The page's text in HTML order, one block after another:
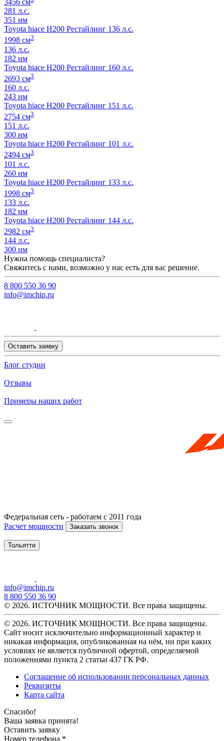
3456 см
281 л.с.
351 нм
Toyota hiace H200 Рестайлинг 136 л.с.
1998 см3
136 л.с.
182 нм
Toyota hiace H200 Рестайлинг 160 л.с.
2693 см3
160 л.с.
243 нм
Toyota hiace H200 Рестайлинг 151 л.с.
2754 см3
151 л.с.
300 нм
Toyota hiace H200 Рестайлинг 101 л.с.
2494 см3
101 л.с.
260 нм
Toyota hiace H200 Рестайлинг 133 л.с.
1998 см3
133 л.с.
182 нм
Toyota hiace H200 Рестайлинг 144 л.с.
2982 см3
144 л.с.
300 нм
Нужна помощь специалиста?
Свяжитесь с нами, возможно у нас есть для вас решение.
8 800 550 36 90
info@imchip.ru
Оставить заявку
Блог студии
Отзывы
Примеры наших работ
Федеральная сеть - работаем с 2011 года
Расчет мощности
Заказать звонок
Тольятти
info@imchip.ru
8 800 550 36 90
© 2026. ИСТОЧНИК МОЩНОСТИ. Все права защищены.
© 2026. ИСТОЧНИК МОЩНОСТИ. Все права защищены.
Сайт носит исключительно информационный характер и
никакая информация, опубликованная на нём, ни при каких
условиях не является публичной офертой, определяемой
положениями пункта 2 статьи 437 ГК РФ.
Соглашение об использовании персональных данных
Реквизиты
Карта сайта
Спасибо!
Ваша заявка принята!
Оставить заявку
Номер телефона *